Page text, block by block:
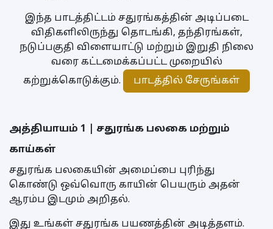
இந்த பாடத்திட்டம் சதுரங்கத்தின் அடிப்படை
விதிகளிலிருந்து தொடங்கி, தந்திரங்கள்,
நடுப்பகுதி விளையாட்டு மற்றும் இறுதி நிலை
வரை கட்டமைக்கப்பட்ட முறையில்
கற்றுக்கொடுக்கும்.
பாடத்தில் சேருங்கள்
அத்தியாயம் 1 | சதுரங்க பலகை மற்றும்
காய்கள்
சதுரங்க பலகையின் அமைப்பை புரிந்து
கொண்டு ஒவ்வொரு காயின் பெயரும் அதன்
ஆரம்ப இடமும் அறிதல்.
இது உங்கள் சதுரங்க பயணத்தின் அடித்தளம்.